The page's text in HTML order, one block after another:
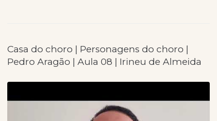
Casa do choro | Personagens do choro |
Pedro Aragão | Aula 08 | Irineu de Almeida